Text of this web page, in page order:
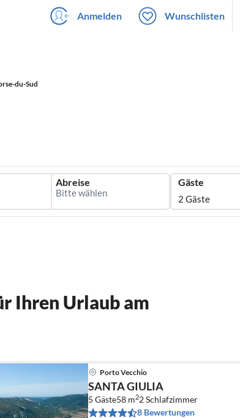
Anmelden Wunschlisten
du-Sud
Abreise Gäste
2 Gäste
Ihren Urlaub am
Porto Vecchio
SANTA GIULIA
5 Gäste58 m22Schlafzimmer
8 Bewertungen